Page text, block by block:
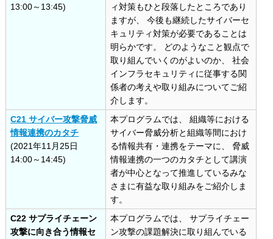
13:00～13:45)
ィ対策もひと段落したところであり
ますが、 今後も継続したサイバーセ
キュリティ対策が必要であることは
明らかです。 どのようなこと観点で
取り組んでいくのがよいのか、 社会
インフラセキュリティに従事する関
係者の考えや取り組みについてご紹
介します。
C21 サイバー攻撃脅威
情報連携のカタチ
(2021年11月25日
14:00～14:45)
本プログラムでは、 組織等における
サイバー脅威分析と組織等間におけ
る情報共有・連携をテーマに、 脅威
情報連携の一つのカタチとして講演
者が中心となって推進しているみな
さまに有益な取り組みをご紹介しま
す。
C22 サプライチェーン
攻撃に向き合う情報セ
本プログラムでは、 サプライチェー
ン攻撃の課題解決に取り組んでいる